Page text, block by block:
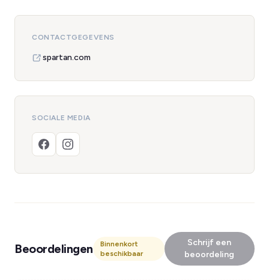
CONTACTGEGEVENS
spartan.com
SOCIALE MEDIA
Beoordelingen
Binnenkort
beschikbaar
Schrijf een
beoordeling